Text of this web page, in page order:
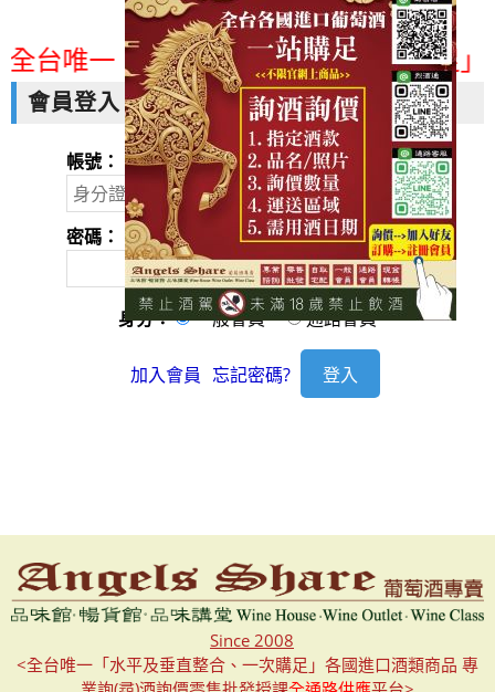
台唯一「水平及垂直整合、一次購足」
會員登入
帳號：
密碼：
身分： 一般會員 通路會員
加入會員 忘記密碼?
Since 2008
<全台唯一「水平及垂直整合、一次購足」各國進口酒類商品 專